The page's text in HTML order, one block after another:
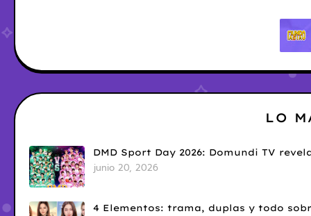
LO
DMD Sport Day 2026: Domundi TV
junio 20, 2026
4 Elementos: trama, duplas y todo